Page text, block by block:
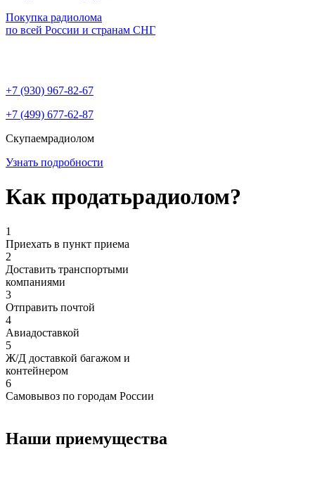
Покупка радиолома
по всей России и странам СНГ
+7 (930) 967-82-67
+7 (499) 677-62-87
Скупаемрадиолом
Узнать подробности
Как продатьрадиолом?
1
Приехать в пункт приема
2
Доставить транспортыми
компаниями
3
Отправить почтой
4
Авиадоставкой
5
Ж/Д доставкой багажом и
контейнером
6
Самовывоз по городам России
Наши приемущества